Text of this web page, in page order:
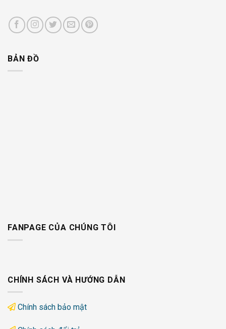
BẢN ĐỒ
FANPAGE CỦA CHÚNG TÔI
CHÍNH SÁCH VÀ HƯỚNG DẪN
Chính sách bảo mật